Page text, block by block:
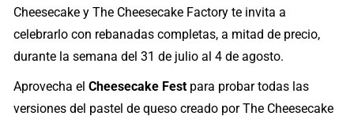
Cheesecake y The Cheesecake Factory te invita a
celebrarlo con rebanadas completas, a mitad de precio,
durante la semana del 31 de julio al 4 de agosto.
Aprovecha elCheesecake Festpara probar todas las
versiones del pastel de queso creado por The Cheesecake